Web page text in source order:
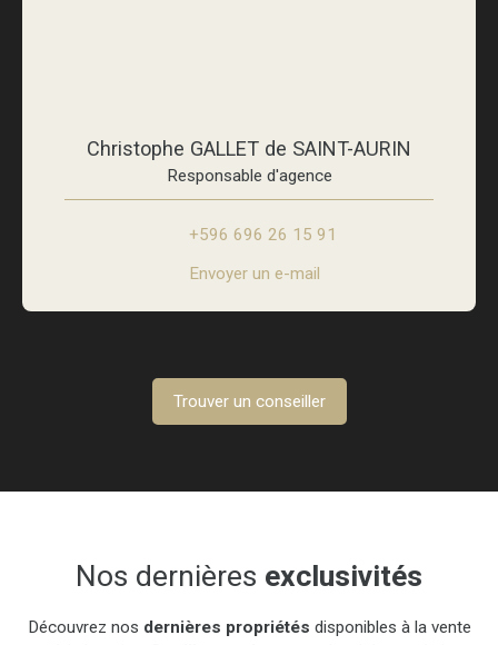
Christophe GALLET de SAINT-AURIN
Responsable d'agence
+596 696 26 15 91
Envoyer un e-mail
Trouver un conseiller
Nos dernières exclusivités
Découvrez nos dernières propriétés disponibles à la vente